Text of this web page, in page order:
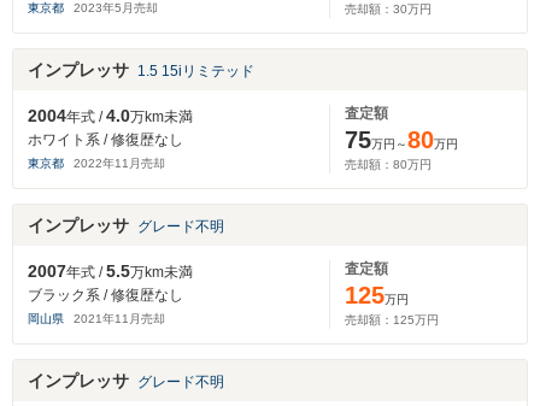
東京都 2023年5 月売却
売却額： 30万円
インプレッサ 1.5 15iリミテッド
2004年式 /4.0万km未満
ホワイト系 / 修復歴なし
東京都 2022年11 月売却
査定額
75万円～80万円
売却額： 80万円
インプレッサ グレード不明
2007年式 /5.5万km未満
ブラック系 / 修復歴なし
岡山県 2021年11 月売却
査定額
125万円
売却額： 125万円
インプレッサ グレード不明